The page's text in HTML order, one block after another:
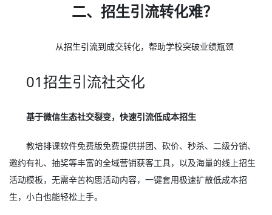
二、招生引流转化难？
从招生引流到成交转化，帮助学校突破业绩瓶颈
01招生引流社交化
基于微信生态社交裂变，快速引流低成本招生
教培排课软件免费版免费提供拼团、砍价、秒杀、二级分销、
邀约有礼、抽奖等丰富的全域营销获客工具，以及海量的线上招生
活动模板，无需辛苦构思活动内容，一键套用极速扩散低成本招
生，小白也能轻松上手。